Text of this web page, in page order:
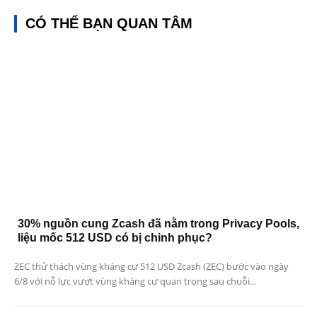
CÓ THỂ BẠN QUAN TÂM
30% nguồn cung Zcash đã nằm trong Privacy Pools,
liệu mốc 512 USD có bị chinh phục?
ZEC thử thách vùng kháng cự 512 USD Zcash (ZEC) bước vào ngày
6/8 với nỗ lực vượt vùng kháng cự quan trọng sau chuỗi...